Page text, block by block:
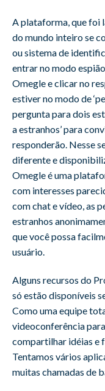
A plataforma, que foi
do mundo inteiro se
ou sistema de
entrar no modo
Omegle e clicar no
estiver no modo de
pergunta para dois
a estranhos’ para
responderão. Nesse
diferente e
Omegle é uma
com interesses
com chat e vídeo, as
estranhos
que você possa
usuário.
Alguns recursos do
só estão disponíveis
Como uma equipe
videoconferência
compartilhar idéias e
Tentamos vários
muitas chamadas de